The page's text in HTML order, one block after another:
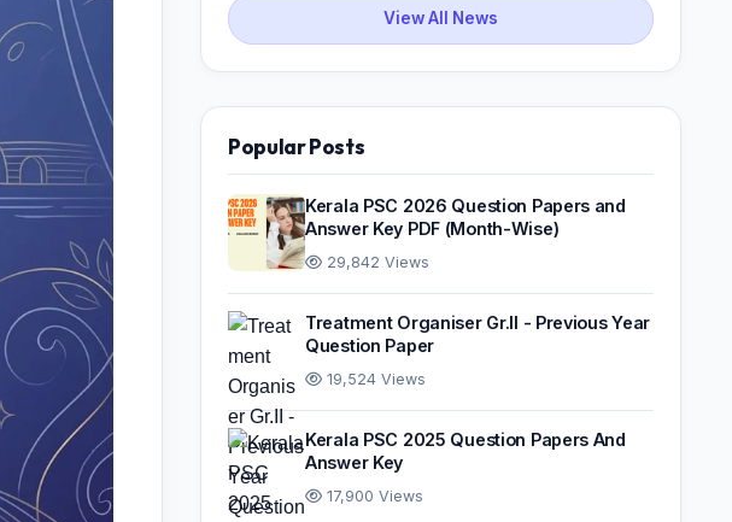
View All News
Popular Posts
Kerala PSC 2026 Question Papers and
Answer Key PDF (Month-Wise)
29,842 Views
Treatment Organiser Gr.II - Previous Year
Question Paper
19,524 Views
Kerala PSC 2025 Question Papers And
Answer Key
17,900 Views